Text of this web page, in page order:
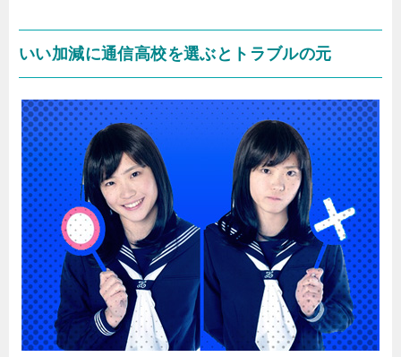
いい加減に通信高校を選ぶとトラブルの元